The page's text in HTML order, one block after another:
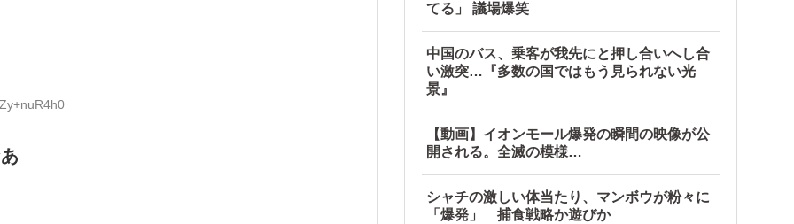
てる」 議場爆笑
中国のバス、乗客が我先にと押し合いへし合
い激突…『多数の国ではもう見られない光
景』
【動画】イオンモール爆発の瞬間の映像が公
開される。全滅の模様…
シャチの激しい体当たり、マンボウが粉々に
「爆発」 捕食戦略か遊びか